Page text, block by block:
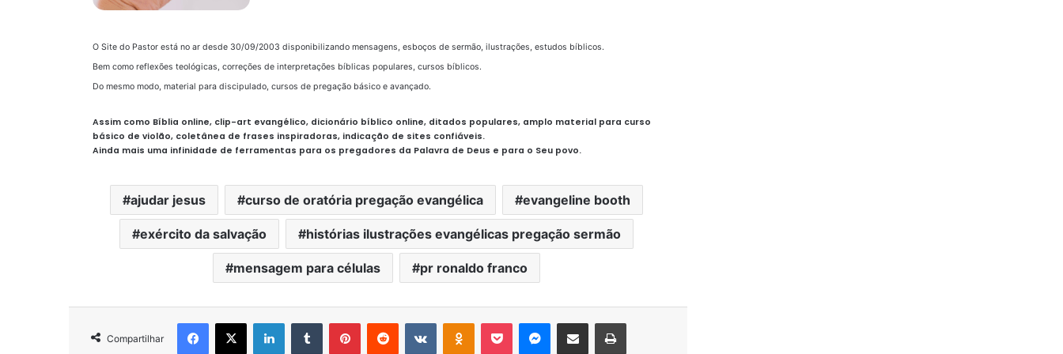
O Site do Pastor está no ar desde 30/09/2003 disponibilizando mensagens, esboços de sermão, ilustrações, estudos bíblicos.
Bem como reflexões teológicas, correções de interpretações bíblicas populares, cursos bíblicos.
Do mesmo modo, material para discipulado, cursos de pregação básico e avançado.
Assim como Bíblia online, clip-art evangélico, dicionário bíblico online, ditados populares, amplo material para curso
básico de violão, coletânea de frases inspiradoras, indicação de sites confiáveis.
Ainda mais uma infinidade de ferramentas para os pregadores da Palavra de Deus e para o Seu povo.
ajudar jesus curso de oratória pregação evangélica evangeline booth
exército da salvação histórias ilustrações evangélicas pregação sermão
mensagem para células pr ronaldo franco
Compartilhar
Facebook
X LinkedinTumblr PinterestReddit VK OK Pocket Messenger
Compartilhar via e-mail Imprimir